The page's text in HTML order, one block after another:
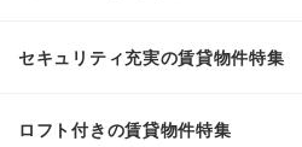
セキュリティ充実の賃貸物件特集
ロフト付きの賃貸物件特集